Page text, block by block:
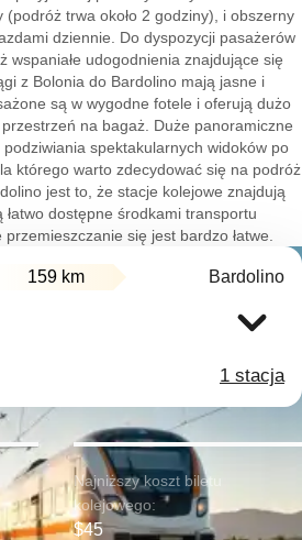
trwa około 2 godziny), i obszerny
dziennie. Do dyspozycji pasażerów
wspaniałe udogodnienia znajdujące się
z Bolonia do Bardolino mają jasne i
są w wygodne fotele i oferują dużo
na bagaż. Duże panoramiczne
spektakularnych widoków po
którego warto zdecydować się na podróż
jest to, że stacje kolejowe znajdują
dostępne środkami transportu
się jest bardzo łatwe.
159 km Bardolino
1 stacja
Najniższy koszt biletu
kolejowego:
$45